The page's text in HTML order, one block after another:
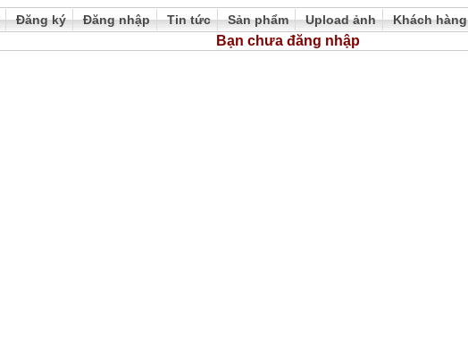
Đăng ký Đăng nhập Tin tức Sản phẩm Upload ảnh Khách hàng
Bạn chưa đăng nhập